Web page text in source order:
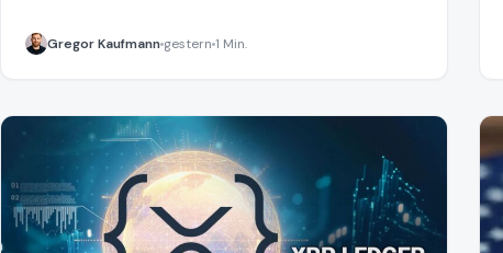
Gregor Kaufmann gestern 1 Min.